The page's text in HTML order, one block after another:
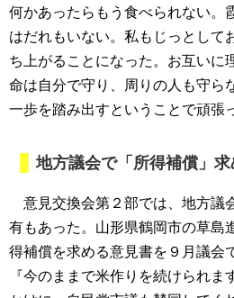
何かあったらもう食べられない。
はだれもいない。私もじっとして
ち上がることになった。お互いに
命は自分で守り、周りの人も守ら
一歩を踏み出すということで頑張
地方議会で「所得補償」
意見交換会第２部では、地方議
有もあった。山形県鶴岡市の草島
得補償を求める意見書を９月議会
『今のままで米作りを続けられま